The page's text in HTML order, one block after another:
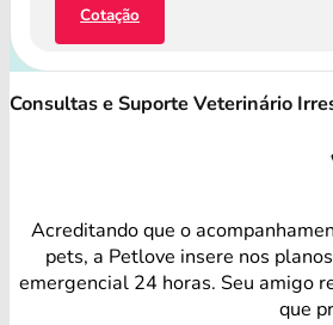
Cotação
Consultas e Suporte Veterinário
Acreditando que o
pets, a Petlove insere nos
emergencial 24 horas. Seu amigo
que